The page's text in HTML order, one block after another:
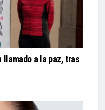
llamado a la paz, tras